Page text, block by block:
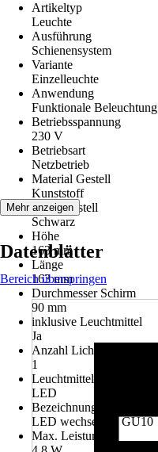
Artikeltyp
Leuchte
Ausführung
Schienensystem
Variante
Einzelleuchte
Anwendung
Funktionale Beleuchtung
Betriebsspannung
230 V
Betriebsart
Netzbetrieb
Material Gestell
Kunststoff
Farbe Gestell
Schwarz
Höhe
163 mm
Länge
163 mm
Durchmesser Schirm
90 mm
inklusive Leuchtmittel
Ja
Anzahl Lichtquellen
1
Leuchtmitteltyp
LED
Bezeichnung Fassung
LED wechselbar, GU10
Max. Leistung
Mehr anzeigen
Datenblätter
Bereich überspringen